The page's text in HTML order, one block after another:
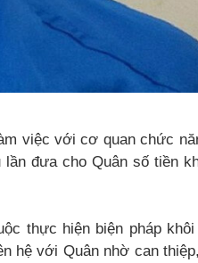
việc với cơ quan chức
đưa cho Quân số tiền
thực hiện biện pháp khôi
hệ với Quân nhờ can